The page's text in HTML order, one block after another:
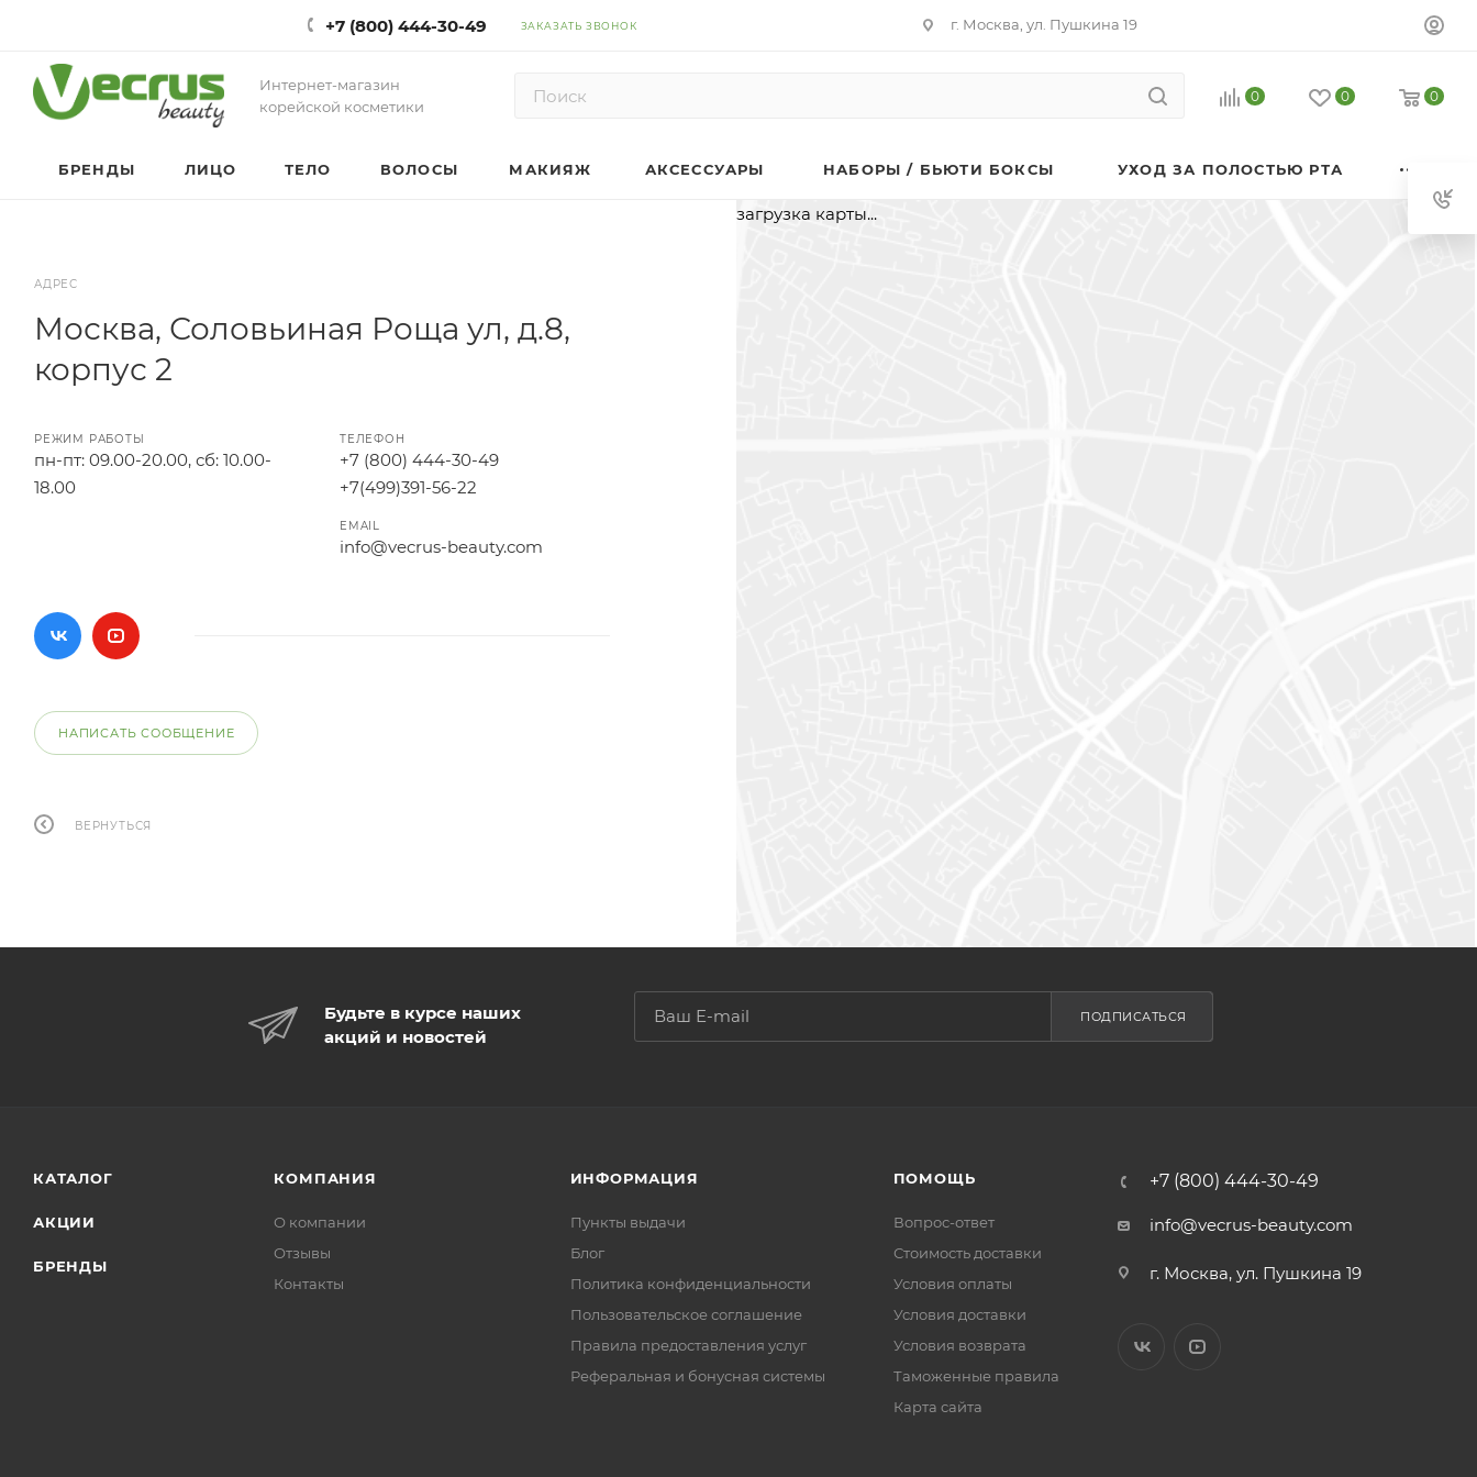
+7 (800) 444-30-49 ЗАКАЗАТЬ ЗВОНОК г. Москва, ул. Пушкина 19
Интернет-магазин
корейской косметики
0 0 0
БРЕНДЫ ЛИЦО ТЕЛО ВОЛОСЫ МАКИЯЖ АКСЕССУАРЫ НАБОРЫ / БЬЮТИ БОКСЫ УХОД ЗА ПОЛОСТЬЮ РТА
АДРЕС
Москва, Соловьиная Роща ул, д.8,
корпус 2
РЕЖИМ РАБОТЫ
пн-пт: 09.00-20.00, сб: 10.00-
18.00
ТЕЛЕФОН
+7 (800) 444-30-49
+7(499)391-56-22
EMAIL
info@vecrus-beauty.com
НАПИСАТЬ СООБЩЕНИЕ
ВЕРНУТЬСЯ
загрузка карты...
Будьте в курсе наших
акций и новостей
ПОДПИСАТЬСЯ
КАТАЛОГ
АКЦИИ
БРЕНДЫ
КОМПАНИЯ
О компании
Отзывы
Контакты
ИНФОРМАЦИЯ
Пункты выдачи
Блог
Политика конфиденциальности
Пользовательское соглашение
Правила предоставления услуг
Реферальная и бонусная системы
ПОМОЩЬ
Вопрос-ответ
Стоимость доставки
Условия оплаты
Условия доставки
Условия возврата
Таможенные правила
Карта сайта
+7 (800) 444-30-49
info@vecrus-beauty.com
г. Москва, ул. Пушкина 19